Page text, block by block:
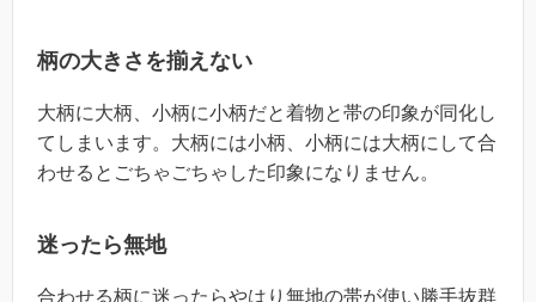
柄の大きさを揃えない
大柄に大柄、小柄に小柄だと着物と帯の印象が同化し
てしまいます。大柄には小柄、小柄には大柄にして合
わせるとごちゃごちゃした印象になりません。
迷ったら無地
合わせる柄に迷ったらやはり無地の帯が使い勝手抜群